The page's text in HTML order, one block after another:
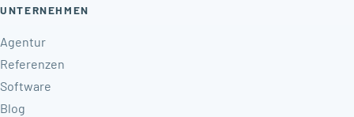
UNTERNEHMEN
Agentur
Referenzen
Software
Blog